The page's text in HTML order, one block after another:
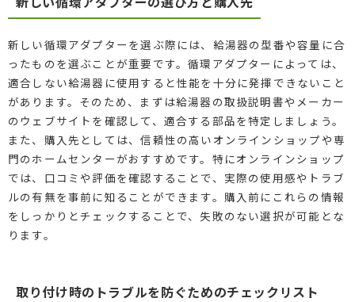
新しい循環アダプターを選ぶ際には、給湯器の型番や容量に合
ったものを選ぶことが重要です。循環アダプターによっては、
適合しない給湯器に使用すると性能を十分に発揮できないこと
があります。そのため、まずは給湯器の取扱説明書やメーカー
のウェブサイトを確認して、適合する部品を特定しましょう。
また、購入先としては、信頼性の高いオンラインショップや専
門のホームセンターがおすすめです。特にオンラインショップ
では、口コミや評価を確認することで、実際の使用感やトラブ
ルの有無を事前に知ることができます。購入前にこれらの情報
をしっかりとチェックすることで、失敗のない選択が可能とな
ります。
取り付け時のトラブルを防ぐためのチェックリスト